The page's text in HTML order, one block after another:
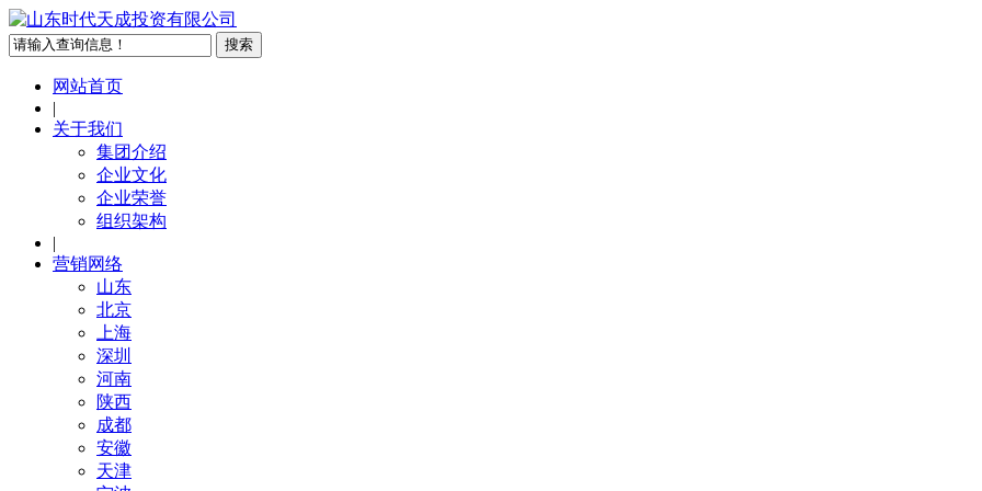
网站首页
|
关于我们
集团介绍
企业文化
企业荣誉
组织架构
|
营销网络
山东
北京
上海
深圳
河南
陕西
成都
安徽
天津